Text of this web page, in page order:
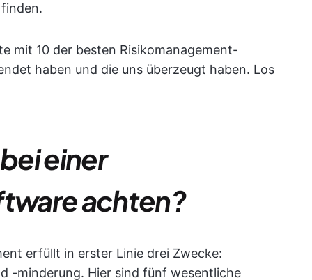
mit 10 der besten Risikomanagement-
haben und die uns überzeugt haben. Los
einer
achten?
erfüllt in erster Linie drei Zwecke:
-minderung. Hier sind fünf wesentliche